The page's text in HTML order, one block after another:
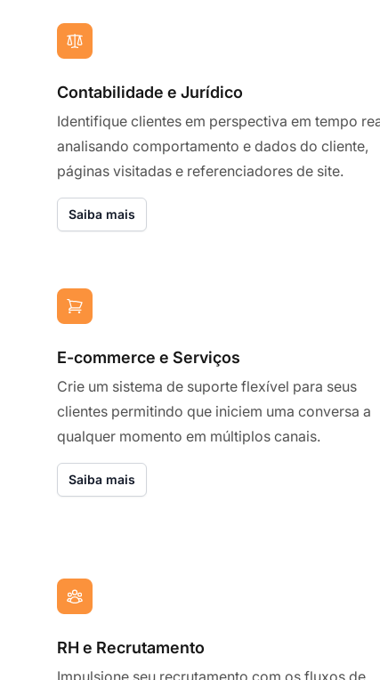
Contabilidade e Jurídico
Identifique clientes em perspectiva em tempo
analisando comportamento e dados do cliente,
páginas visitadas e referenciadores de site.
Saiba mais
E-commerce e Serviços
Crie um sistema de suporte flexível para seus
clientes permitindo que iniciem uma conversa a
qualquer momento em múltiplos canais.
Saiba mais
RH e Recrutamento
Impulsione seu recrutamento com os fluxos de